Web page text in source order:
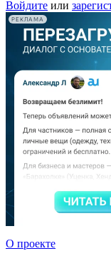
Войдите или
РЕКЛАМА
О проекте